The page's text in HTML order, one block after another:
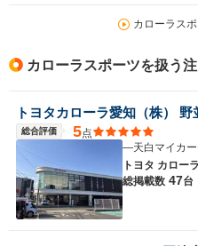
カローラス
カローラスポーツを扱う
トヨタカローラ愛知（株）
総合評価 5点
―天白マイカ
トヨタ カロー
総掲載数 47台